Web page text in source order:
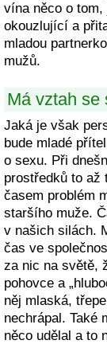
vína něco o
okouzlující a
mladou
mužů.
Má vztah se
Jaká je však
bude mladé
o sexu. Při
prostředků to až
časem problém
staršího muže.
v našich silách.
čas ve
za nic na světě,
pohovce a
něj mlaská,
nechrápal. Také
něco udělal a to